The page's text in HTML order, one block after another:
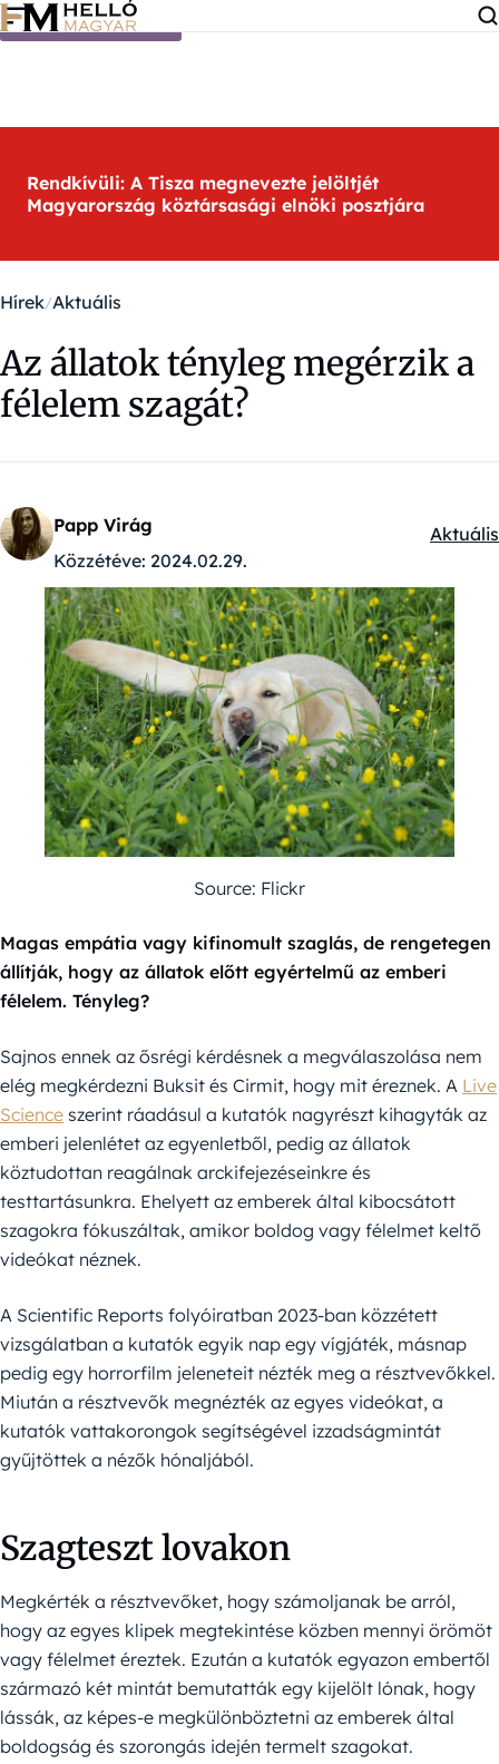
Ugrás a tartalomra
Rendkívüli: A Tisza megnevezte jelöltjét
Magyarország köztársasági elnöki posztjára
Hírek Aktuális
Az állatok tényleg megérzik a
félelem szagát?
Papp Virág
Közzétéve: 2024.02.29.
Aktuális
Source: Flickr
Magas empátia vagy kifinomult szaglás, de rengetegen
állítják, hogy az állatok előtt egyértelmű az emberi
félelem. Tényleg?
Sajnos ennek az ősrégi kérdésnek a megválaszolása nem
elég megkérdezni Buksit és Cirmit, hogy mit éreznek. A Live
Science szerint ráadásul a kutatók nagyrészt kihagyták az
emberi jelenlétet az egyenletből, pedig az állatok
köztudottan reagálnak arckifejezéseinkre és
testtartásunkra. Ehelyett az emberek által kibocsátott
szagokra fókuszáltak, amikor boldog vagy félelmet keltő
videókat néznek.
A Scientific Reports folyóiratban 2023-ban közzétett
vizsgálatban a kutatók egyik nap egy vígjáték, másnap
pedig egy horrorfilm jeleneteit nézték meg a résztvevőkkel.
Miután a résztvevők megnézték az egyes videókat, a
kutatók vattakorongok segítségével izzadságmintát
gyűjtöttek a nézők hónaljából.
Szagteszt lovakon
Megkérték a résztvevőket, hogy számoljanak be arról,
hogy az egyes klipek megtekintése közben mennyi örömöt
vagy félelmet éreztek. Ezután a kutatók egyazon embertől
származó két mintát bemutatták egy kijelölt lónak, hogy
lássák, az képes-e megkülönböztetni az emberek által
boldogság és szorongás idején termelt szagokat.